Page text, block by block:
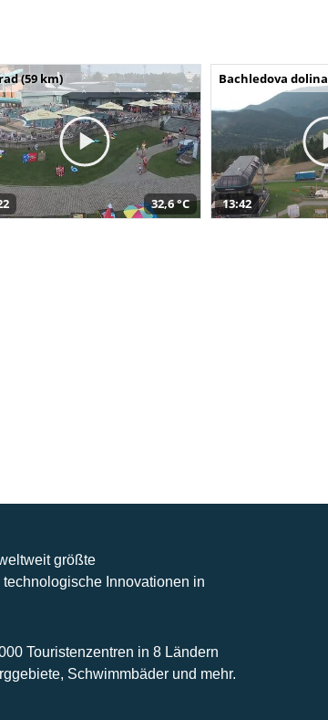
(59 km)
32,6 °C
Bachledova
13:42
größte
Innovationen in
Touristenzentren in 8 Ländern
Schwimmbäder und mehr.